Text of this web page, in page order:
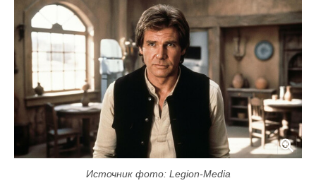
Источник фото: Legion-Media